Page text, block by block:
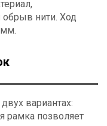
обрыв нити. Ход
мм.
вариантах:
рамка позволяет